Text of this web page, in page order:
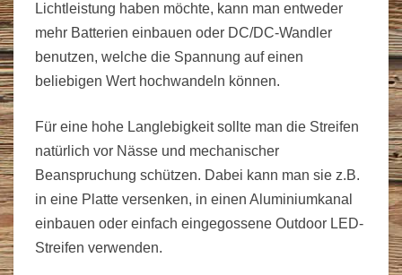
Lichtleistung haben möchte, kann man entweder
mehr Batterien einbauen oder DC/DC-Wandler
benutzen, welche die Spannung auf einen
beliebigen Wert hochwandeln können.
Für eine hohe Langlebigkeit sollte man die Streifen
natürlich vor Nässe und mechanischer
Beanspruchung schützen. Dabei kann man sie z.B.
in eine Platte versenken, in einen Aluminiumkanal
einbauen oder einfach eingegossene Outdoor LED-
Streifen verwenden.